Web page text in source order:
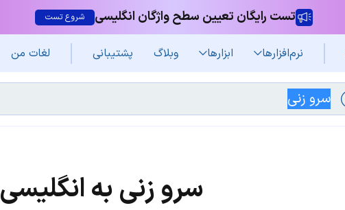
تست رایگان تعیین سطح واژگان انگلیسی شروع تست
نرم‌افزار‌ها ابزارها وبلاگ پشتیبانی لغات من
سرو زنی به انگلیسی